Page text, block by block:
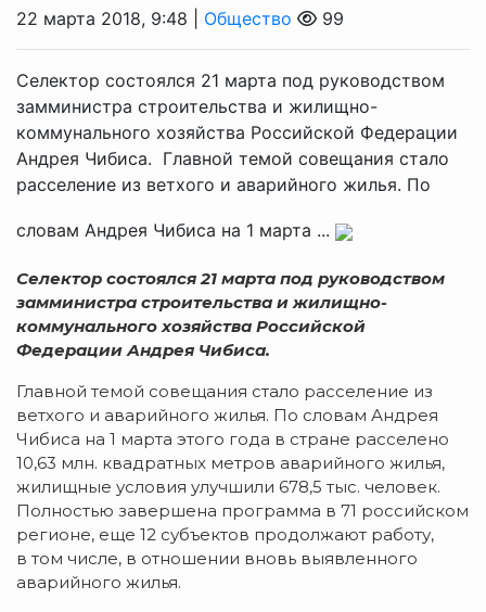
22 марта 2018, 9:48 | Общество 99
Селектор состоялся 21 марта под руководством
замминистра строительства и жилищно-
коммунального хозяйства Российской Федерации
Андрея Чибиса. Главной темой совещания стало
расселение из ветхого и аварийного жилья. По
словам Андрея Чибиса на 1 марта ...
Селектор состоялся 21 марта под руководством
замминистра строительства ижилищно-
коммунальногохозяйства Российской
Федерации Андрея Чибиса.
Главной темой совещания стало расселение из
ветхого и аварийного жилья. По словам Андрея
Чибиса на 1 марта этого года в стране расселено
10,63 млн. квадратных метров аварийного жилья,
жилищные условия улучшили 678,5 тыс. человек.
Полностью завершена программа в 71 российском
регионе, еще 12 субъектов продолжают работу,
в том числе, в отношении вновь выявленного
аварийного жилья.